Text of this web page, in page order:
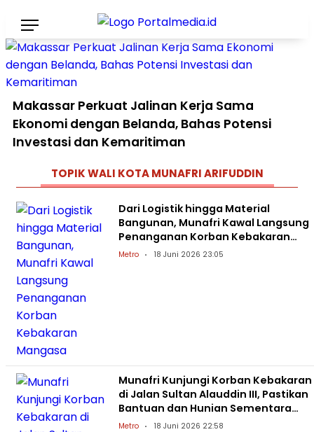
Makassar Perkuat Jalinan Kerja Sama
Ekonomi dengan Belanda, Bahas Potensi
Investasi dan Kemaritiman
TOPIKWALI KOTA MUNAFRI ARIFUDDIN
Dari Logistik hingga Material
Bangunan, Munafri Kawal Langsung
Penanganan Korban Kebakaran
Mangasa
Metro 18 Juni 2026 23:05
Munafri Kunjungi Korban Kebakaran
di Jalan Sultan Alauddin III, Pastikan
Bantuan dan Hunian Sementara
Terpenuhi
Metro 18 Juni 2026 22:58